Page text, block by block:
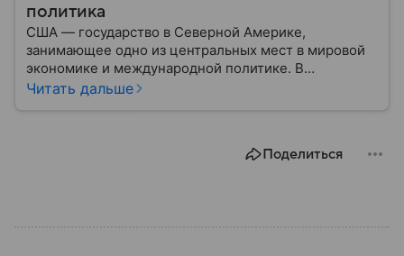
политика
США — государство в Северной Америке,
занимающее одно из центральных мест в мировой
экономике и международной политике. В
материале — основные сведения об этой стране.
Читать дальше
Поделиться